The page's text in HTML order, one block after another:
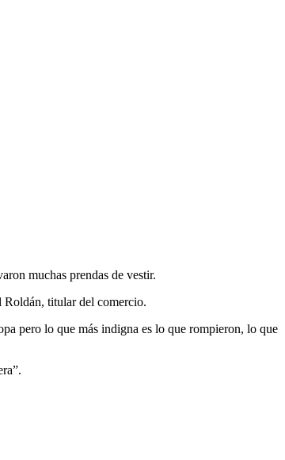
muchas prendas de vestir.
Roldán, titular del comercio.
pero lo que más indigna es lo que rompieron, lo que